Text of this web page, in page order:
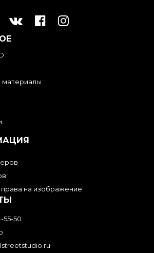
материалы
на изображение
55-50